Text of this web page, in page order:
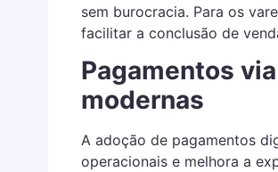
sem burocracia. Para os
facilitar a conclusão de
Pagamentos
modernas
A adoção de pagamentos
operacionais e melhora a